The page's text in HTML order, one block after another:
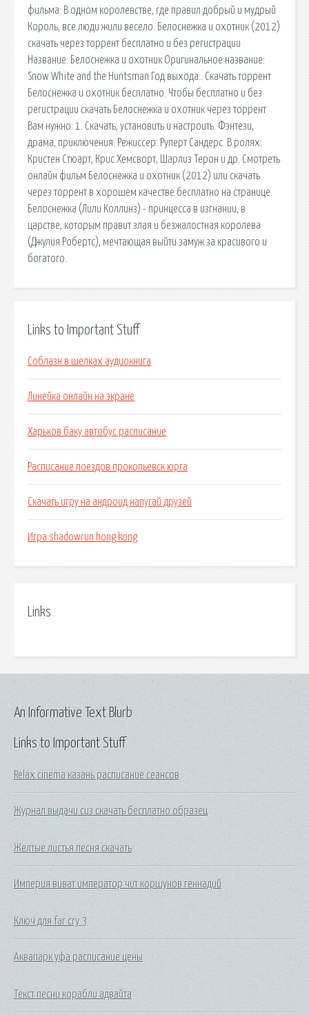
фильма: В одном королевстве, где правил добрый и мудрый
Король, все люди жили весело. Белоснежка и охотник (2012)
скачать через торрент бесплатно и без регистрации
Название: Белоснежка и охотник Оригинальное название:
Snow White and the Huntsman Год выхода:. Скачать торрент
Белоснежка и охотник бесплатно. Чтобы бесплатно и без
регистрации скачать Белоснежка и охотник через торрент
Вам нужно: 1. Скачать, установить и настроить. Фэнтези,
драма, приключения. Режиссер: Руперт Сандерс. В ролях:
Кристен Стюарт, Крис Хемсворт, Шарлиз Терон и др. Смотреть
онлайн фильм Белоснежка и охотник (2012) или скачать
через торрент в хорошем качестве бесплатно на странице.
Белоснежка (Лили Коллинз) - принцесса в изгнании, в
царстве, которым правит злая и безжалостная королева
(Джулия Робертс), мечтающая выйти замуж за красивого и
богатого.
Links to Important Stuff
Соблазн в шелках аудиокнига
Линейка онлайн на экране
Харьков баку автобус расписание
Расписание поездов прокопьевск юрга
Скачать игру на андроид напугай друзей
Игра shadowrun hong kong
Links
Links to Important Stuff
Relax cinema казань расписание сеансов
Журнал выдачи сиз скачать бесплатно образец
Желтые листья песня скачать
Империя виват император чит коршунов геннадий
Ключ для far cry 3
Аквапарк уфа расписание цены
Текст песни корабли адвайта
An Informative Text Blurb